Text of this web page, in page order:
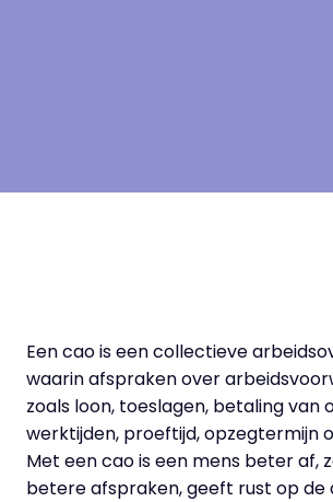
Een cao is een collectieve
waarin afspraken over
zoals loon, toeslagen, betaling van
werktijden, proeftijd, opzegtermijn
Met een cao is een mens beter af,
betere afspraken, geeft rust op de